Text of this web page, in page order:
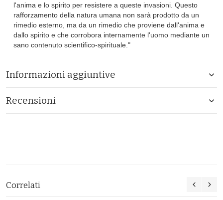
Correlati
l'anima e lo spirito per resistere a queste invasioni. Questo
rafforzamento della natura umana non sarà prodotto da un
rimedio esterno, ma da un rimedio che proviene dall'anima e
dallo spirito e che corrobora internamente l'uomo mediante un
sano contenuto scientifico-spirituale."
Informazioni aggiuntive
Recensioni